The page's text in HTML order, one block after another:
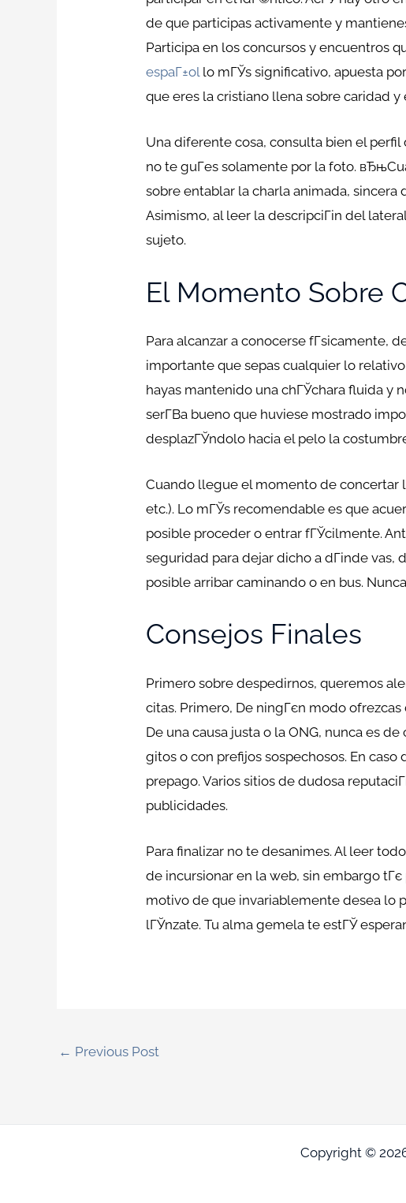
de que participas activamente y
Participa en los concursos y encuentros
espaГ±ollo mГЎs significativo, apuesta
que eres la cristiano llena sobre caridad y
Una diferente cosa, consulta bien el
no te guГ­es solamente por la foto.
sobre entablar la charla animada,
Asimismo, al leer la descripciГіn del
sujeto.
El Momento Sobre
Para alcanzar a conocerse fГ­sicamente,
importante que sepas cualquier lo
hayas mantenido una chГЎchara fluida y
serГ­В­a bueno que huviese mostrado
desplazГЎndolo hacia el pelo la
Cuando llegue el momento de concertar
etc.). Lo mГЎs recomendable es que
posible proceder o entrar fГЎcilmente.
seguridad para dejar dicho a dГіnde
posible arribar caminando o en bus.
Consejos Finales
Primero sobre despedirnos, queremos
citas. Primero, De ningГєn modo
De una causa justa o la ONG, nunca es
gitos o con prefijos sospechosos. En
prepago. Varios sitios de dudosa
publicidades.
Para finalizar no te desanimes. Al leer
de incursionar en la web, sin embargo
motivo de que invariablemente desea lo
lГЎnzate. Tu alma gemela te estГЎ
← Previous Post
Copyright ©